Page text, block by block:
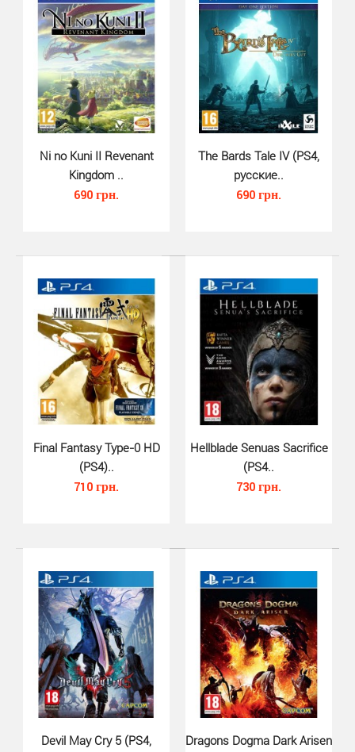
Dishonored 2 для PS4 – это экшн с видом от первого
лица, который разрабатывает студия Arkane Studio..
Torment Tides of Numenera (PS4,..
490 грн.
Torment Tides of Numenera PS4 - это двухмерная РПГ
от студии InXile Entertainment. В игре Вы путешес..
Ni no Kuni II Revenant
Kingdom ..
690 грн.
The Bards Tale IV (PS4,
русские..
690 грн.
Final Fantasy Type-0 HD
(PS4)..
710 грн.
Hellblade Senuas Sacrifice
(PS4..
730 грн.
Devil May Cry 5 (PS4,
Dragons Dogma Dark Arisen